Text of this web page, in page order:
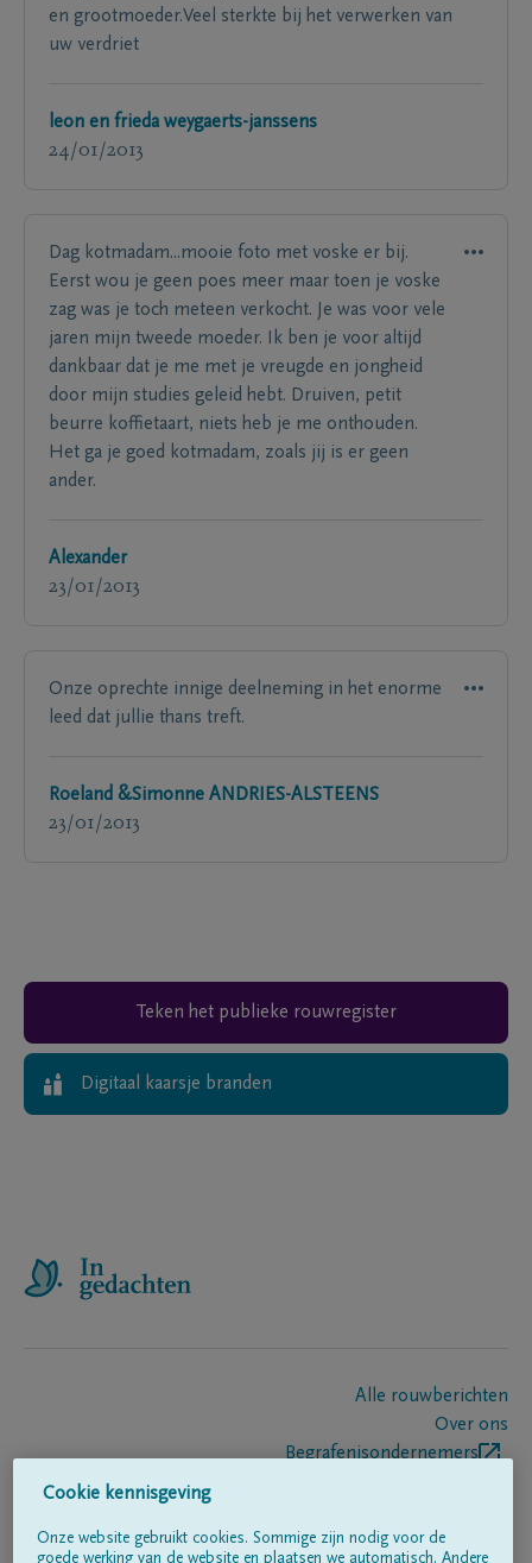
en grootmoeder.Veel sterkte bij het verwerken van
uw verdriet
leon en frieda weygaerts-janssens
24/01/2013
Dag kotmadam...mooie foto met voske er bij.
Eerst wou je geen poes meer maar toen je voske
zag was je toch meteen verkocht. Je was voor vele
jaren mijn tweede moeder. Ik ben je voor altijd
dankbaar dat je me met je vreugde en jongheid
door mijn studies geleid hebt. Druiven, petit
beurre koffietaart, niets heb je me onthouden.
Het ga je goed kotmadam, zoals jij is er geen
ander.
Alexander
23/01/2013
Onze oprechte innige deelneming in het enorme
leed dat jullie thans treft.
Roeland &Simonne ANDRIES-ALSTEENS
23/01/2013
Teken het publieke rouwregister
Digitaal kaarsje branden
Alle rouwberichten
Over ons
Begrafenisondernemers
Cookie kennisgeving
Onze website gebruikt cookies. Sommige zijn nodig voor de
goede werking van de website en plaatsen we automatisch. Andere